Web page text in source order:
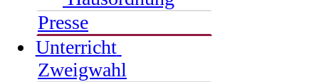
Presse
Unterricht
Zweigwahl